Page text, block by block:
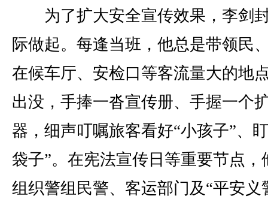
为了扩大安全宣传效果，李剑
际做起。每逢当班，他总是带领民
在候车厅、安检口等客流量大的地
出没，手捧一沓宣传册、手握一个
器，细声叮嘱旅客看好“小孩子”、
袋子”。在宪法宣传日等重要节点，
组织警组民警、客运部门及“平安义